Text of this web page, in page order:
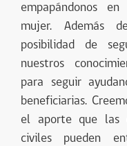
empapándonos
mujer. Además
posibilidad de
nuestros
para seguir
beneficiarias.
el aporte que las
civiles pueden